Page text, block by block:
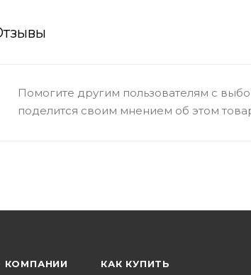
Помогите другим пользователям с
поделится своим мнением об этом
КОМПАНИИ КАК КУПИТЬ